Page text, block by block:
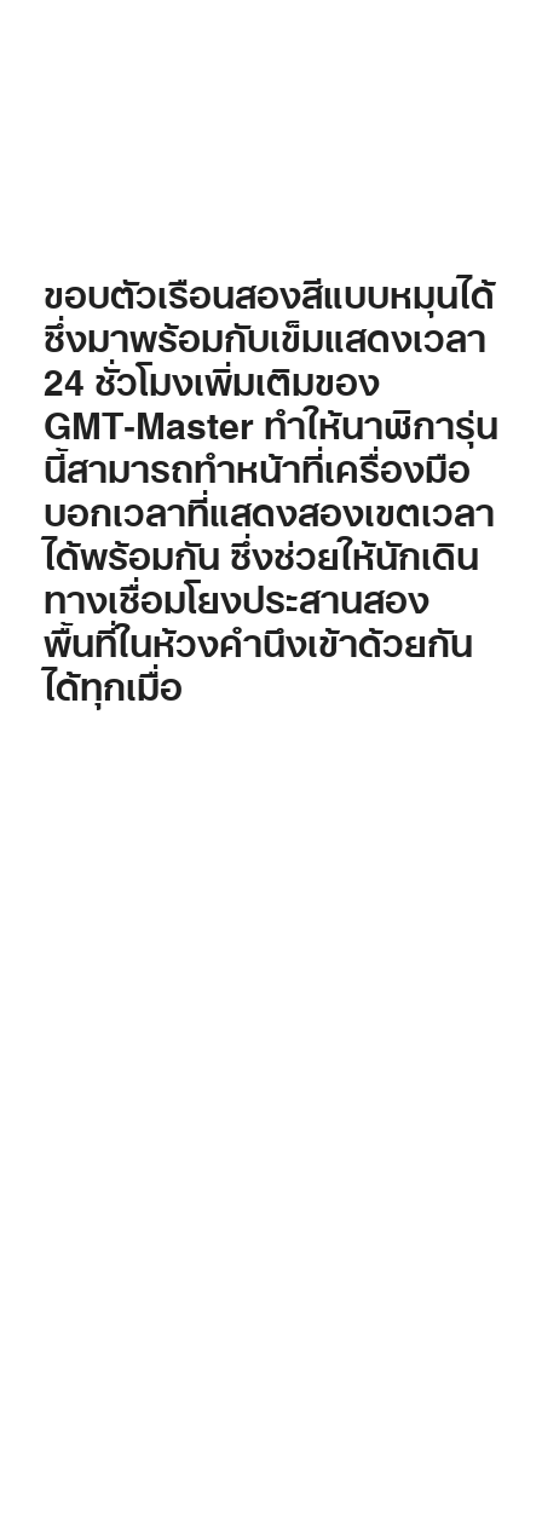
ขอบตัวเรือนสองสีแบบหมุนได้
ซึ่งมาพร้อมกับเข็มแสดงเวลา
24 ชั่วโมงเพิ่มเติมของ
GMT‑Master ทำให้นาฬิการุ่น
นี้สามารถทำหน้าที่เครื่องมือ
บอกเวลาที่แสดงสองเขตเวลา
ได้พร้อมกัน ซึ่งช่วยให้นักเดิน
ทางเชื่อมโยงประสานสอง
พื้นที่ในห้วงคำนึงเข้าด้วยกัน
ได้ทุกเมื่อ